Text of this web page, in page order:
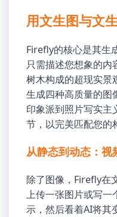
用文生图与文
Firefly的核心是其生
只需描述您想象的
树木构成的超现实
生成四种高质量的图
印象派到照片写实主
节，以完美匹配您的
从静态到动态：视
除了图像，Firefly在
上传一张图片或写一
示，然后看着AI将其